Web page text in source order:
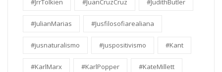
#JrrTolkien #JuanCruzCruz #JudithButler
#JulianMarias #Jusfilosofiarealiana
#jusnaturalismo #juspositivismo #Kant
#KarlMarx #KarlPopper #KateMillett